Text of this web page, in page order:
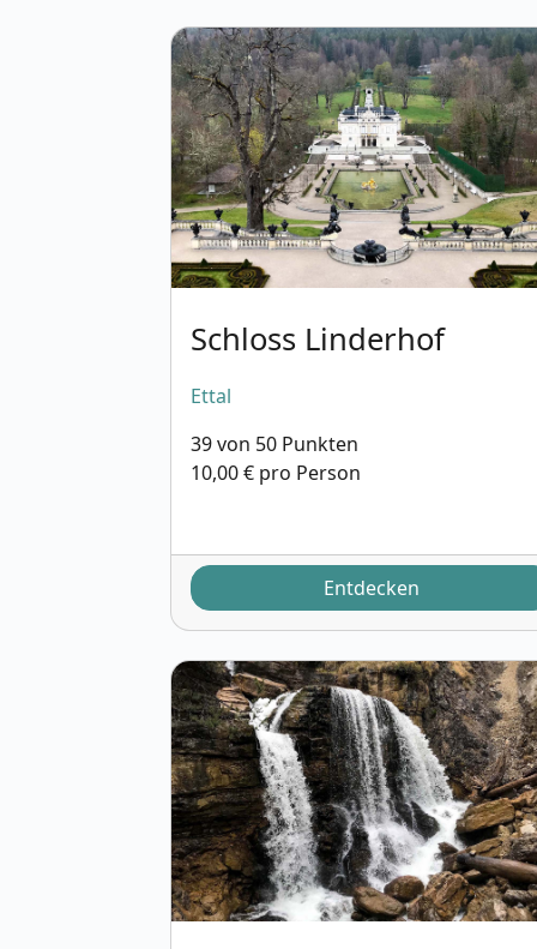
Schloss Linderhof
Ettal
39 von 50 Punkten
10,00 € pro Person
Entdecken